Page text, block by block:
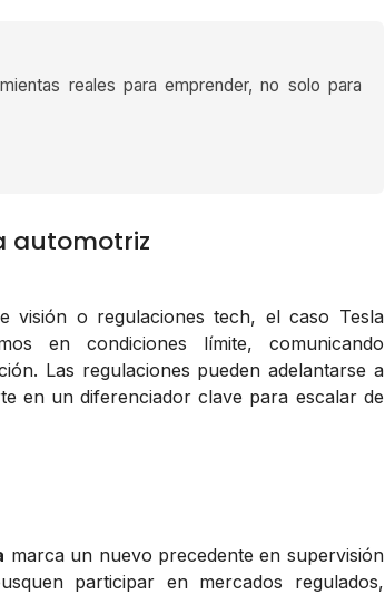
reales para emprender, no solo para
automotriz
visión o regulaciones tech, el caso Tesla
en condiciones límite, comunicando
Las regulaciones pueden adelantarse a
en un diferenciador clave para escalar de
marca un nuevo precedente en supervisión
participar en mercados regulados,